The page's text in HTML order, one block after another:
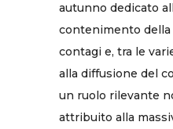
autunno dedicato
contenimento della
contagi e, tra le
alla diffusione del
un ruolo rilevante
attribuito alla